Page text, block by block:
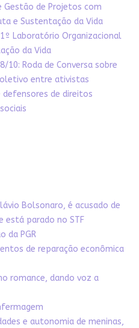
Gestão de Projetos com
e Sustentação da Vida
Laboratório Organizacional
da Vida
10: Roda de Conversa sobre
entre ativistas
de direitos
Bolsonaro, é acusado de
está parado no STF
da PGR
de reparação econômica
romance, dando voz a
e autonomia de meninas,